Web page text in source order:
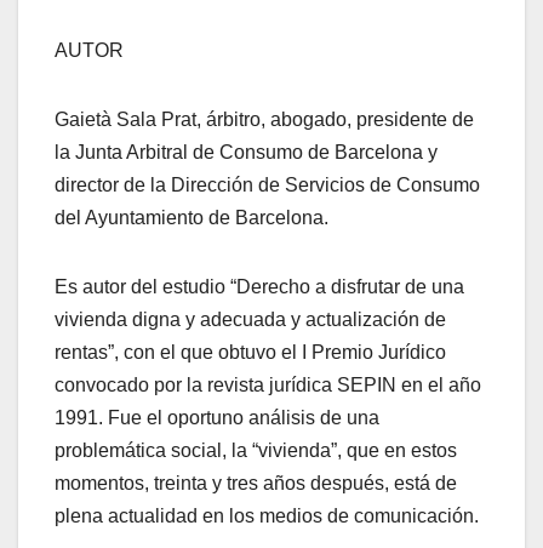
AUTOR
Gaietà Sala Prat, árbitro, abogado, presidente de
la Junta Arbitral de Consumo de Barcelona y
director de la Dirección de Servicios de Consumo
del Ayuntamiento de Barcelona.
Es autor del estudio “Derecho a disfrutar de una
vivienda digna y adecuada y actualización de
rentas”, con el que obtuvo el I Premio Jurídico
convocado por la revista jurídica SEPIN en el año
1991. Fue el oportuno análisis de una
problemática social, la “vivienda”, que en estos
momentos, treinta y tres años después, está de
plena actualidad en los medios de comunicación.